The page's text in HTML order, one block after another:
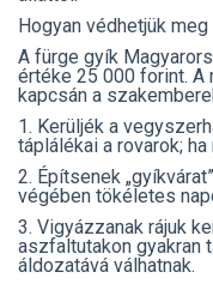
Hogyan védhetjük
A fürge gyík
értéke 25 000 forint. A
kapcsán a
1. Kerüljék a
táplálékai a rovarok;
2. Építsenek
végében tökéletes
3. Vigyázzanak rájuk
aszfaltutakon gyakran
áldozatává válhatnak.